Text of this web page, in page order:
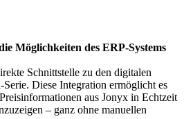
Möglichkeiten des ERP-Systems
Schnittstelle zu den digitalen
-Serie. Diese Integration ermöglicht es
aus Jonyx in Echtzeit
– ganz ohne manuellen